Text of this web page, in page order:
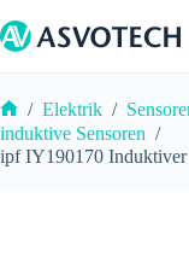
Inhalt
springen
Start
/ Elektrik /
induktive Sensoren /
ipf IY190170 Induktiver